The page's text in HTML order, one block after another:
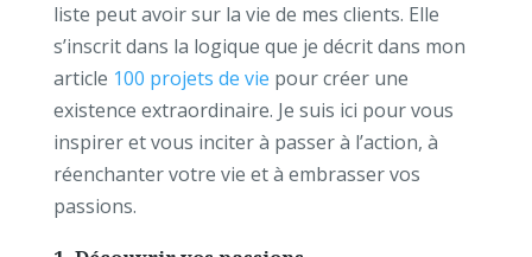
liste peut avoir sur la vie de mes clients. Elle
s’inscrit dans la logique que je décrit dans mon
article 100 projets de vie pour créer une
existence extraordinaire. Je suis ici pour vous
inspirer et vous inciter à passer à l’action, à
réenchanter votre vie et à embrasser vos
passions.